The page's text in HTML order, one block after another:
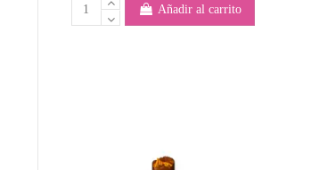
Añadir al carrito